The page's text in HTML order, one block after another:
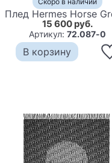
15 600 руб.
Артикул: 72.087-0
В корзину